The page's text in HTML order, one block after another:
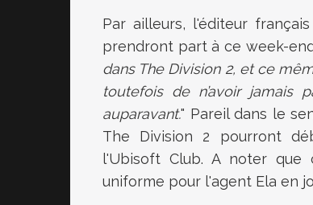
Par ailleurs, l'éditeur
prendront part à ce week-
dans The Division 2, et ce
toutefois de n’avoir jamais
auparavant." Pareil dans le
The Division 2 pourront
l'Ubisoft Club. A noter
uniforme pour l'agent Ela en